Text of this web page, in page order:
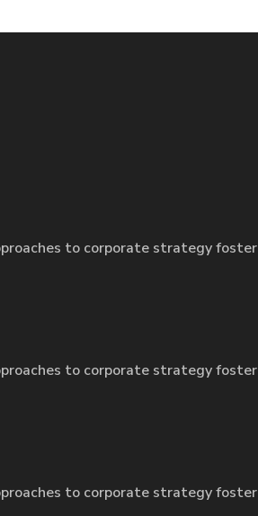
to corporate strategy foster
to corporate strategy foster
to corporate strategy foster